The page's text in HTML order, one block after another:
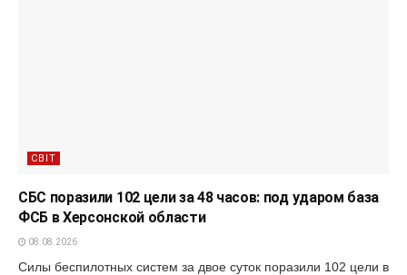
СВІТ
СБС поразили 102 цели за 48 часов: под ударом база
ФСБ в Херсонской области
08.08.2026
Силы беспилотных систем за двое суток поразили 102 цели в